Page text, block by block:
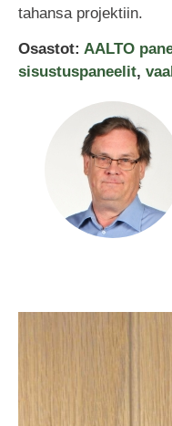
tahansa projektiin.
Osastot: AALTO
sisustuspaneelit,